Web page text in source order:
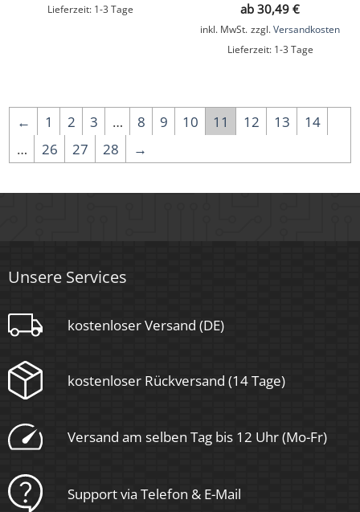
Lieferzeit: 1-3 Tage ab 30,49 €
inkl. MwSt. zzgl. Versandkosten
Lieferzeit: 1-3 Tage
← 1 2 3 … 8 9 10 11 12 13
14
…
26 27 28 →
Unsere Services
kostenloser Versand (DE)
kostenloser Rückversand (14 Tage)
Versand am selben Tag bis 12 Uhr (Mo-Fr)
Support via Telefon & E-Mail